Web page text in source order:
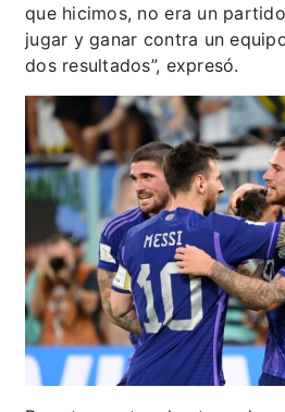
que hicimos, no era un
jugar y ganar contra un
dos resultados”, expresó.